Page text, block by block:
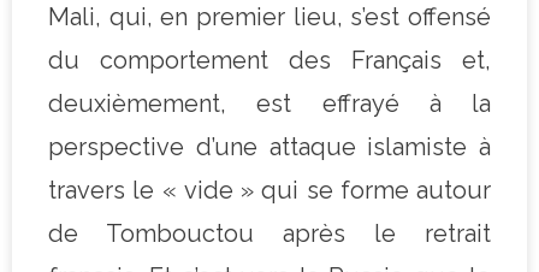
Mali, qui, en premier lieu, s’est offensé
du comportement des Français et,
deuxièmement, est effrayé à la
perspective d’une attaque islamiste à
travers le « vide » qui se forme autour
de Tombouctou après le retrait